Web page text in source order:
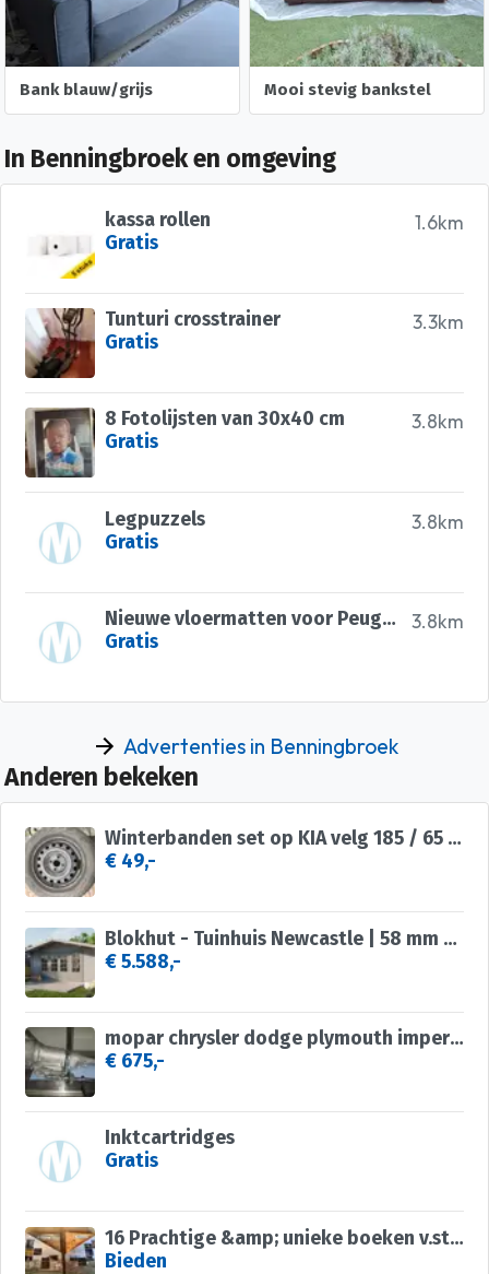
Bank blauw/grijs Mooi stevig bankstel
In Benningbroek en omgeving
1.6km
kassa rollen
Gratis
3.3km
Tunturi crosstrainer
Gratis
3.8km
8 Fotolijsten van 30x40 cm
Gratis
3.8km
Legpuzzels
Gratis
3.8km
Nieuwe vloermatten voor Peugeot
Gratis
Advertenties in Benningbroek
Anderen bekeken
Winterbanden set op KIA velg 185 / 65 / R15 88T
€ 49,-
Blokhut - Tuinhuis Newcastle | 58 mm | vuren onbehandeld
€ 5.588,-
mopar chrysler dodge plymouth imperial jensen facel vega
€ 675,-
Inktcartridges
Gratis
16 Prachtige &amp; unieke boeken v.steden,cultuur, oorlogen, enz
Bieden